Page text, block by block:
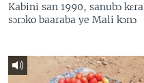
Kabini san 1990, sanubɔ kɛra
sɔrɔko baaraba ye Mali kɔnɔ